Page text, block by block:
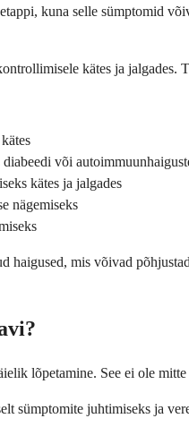
kuna selle sümptomid
kätes ja jalgades.
või
kätes ja jalgades
nägemiseks
haigused, mis võivad
lõpetamine. See ei ole
sümptomite juhtimiseks ja